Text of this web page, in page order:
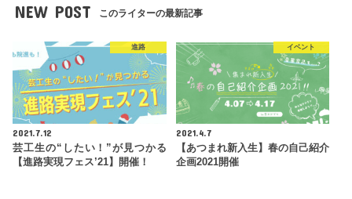
NEW POST このライターの最新記事
進路
2021.7.12
芸工生の“したい！”が見つかる
【進路実現フェス’21】開催！
イベント
2021.4.7
【あつまれ新入生】春の自己紹介
企画2021開催